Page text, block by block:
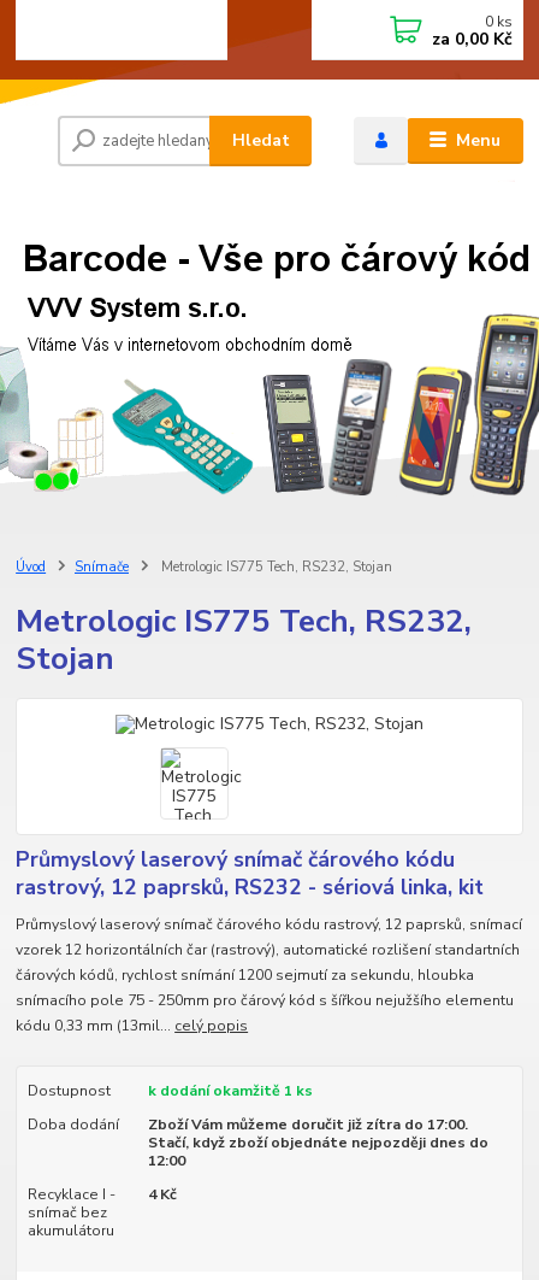
Menu
Hledat
0 ks
za 0,00 Kč
Úvod Snímače Metrologic IS775 Tech, RS232, Stojan
Metrologic IS775 Tech, RS232,
Stojan
Průmyslový laserový snímač čárového kódu
rastrový, 12 paprsků, RS232 - sériová linka, kit
Průmyslový laserový snímač čárového kódu rastrový, 12 paprsků, snímací
vzorek 12 horizontálních čar (rastrový), automatické rozlišení standartních
čárových kódů, rychlost snímání 1200 sejmutí za sekundu, hloubka
snímacího pole 75 - 250mm pro čárový kód s šířkou nejužšího elementu
kódu 0,33 mm (13mil... celý popis
Dostupnost
k dodání okamžitě 1 ks
Doba dodání
Zboží Vám můžeme doručit již zítra do 17:00.
Stačí, když zboží objednáte nejpozději dnes do
12:00
Recyklace I -
snímač bez
akumulátoru
4 Kč